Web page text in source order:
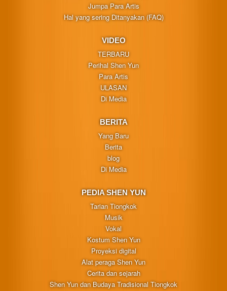
Jumpa Para Artis
Hal yang sering Ditanyakan (FAQ)
VIDEO
TERBARU
Perihal Shen Yun
Para Artis
ULASAN
Di Media
BERITA
Yang Baru
Berita
blog
Di Media
PEDIA SHEN YUN
Tarian Tiongkok
Musik
Vokal
Kostum Shen Yun
Proyeksi digital
Alat peraga Shen Yun
Cerita dan sejarah
Shen Yun dan Budaya Tradisional Tiongkok